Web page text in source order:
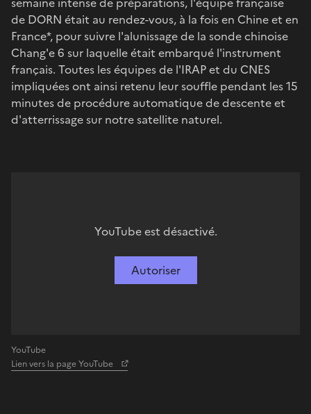
de DORN était au rendez-vous, à la fois en Chine et en
France*, pour suivre l'alunissage de la sonde chinoise
Chang'e 6 sur laquelle était embarqué l'instrument
français. Toutes les équipes de l'IRAP et du CNES
impliquées ont ainsi retenu leur souffle pendant les 15
minutes de procédure automatique de descente et
d'atterrissage sur notre satellite naturel.
YouTube est désactivé.
Autoriser
YouTube
Lien vers la page YouTube